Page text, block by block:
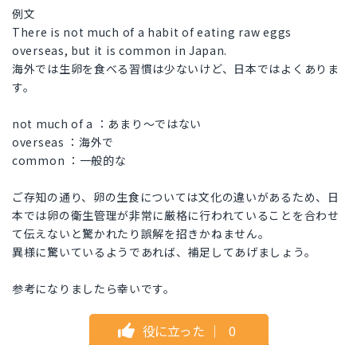
例文
There is not much of a habit of eating raw eggs
overseas, but it is common in Japan.
海外では生卵を食べる習慣は少ないけど、日本ではよくありま
す。
not much of a ：あまり～ではない
overseas ：海外で
common ：一般的な
ご存知の通り、卵の生食については文化の違いがあるため、日
本では卵の衛生管理が非常に厳格に行われていることを合わせ
て伝えないと驚かれたり誤解を招きかねません。
異様に驚いているようであれば、補足してあげましょう。
参考になりましたら幸いです。
役に立った ｜ 0